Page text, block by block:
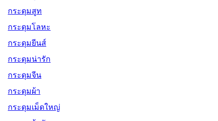
กระดุมสูท
กระดุมโลหะ
กระดุมยีนส์
กระดุมน่ารัก
กระดุมจีน
กระดุมผ้า
กระดุมเม็ดใหญ่